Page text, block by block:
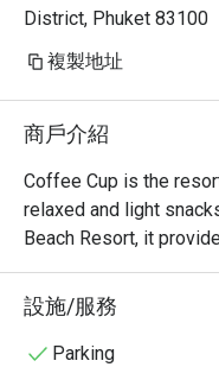
District, Phuket 83100
複製地址
商戶介紹
Coffee Cup is the
relaxed and light
Beach Resort, it
unwind after
amenities. The café is
resort’s vacation
refreshments
設施/服務
Parking